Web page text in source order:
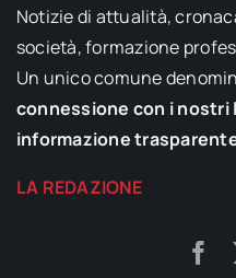
Notizie di attualità,
società, formazione
Un unico comune
connessione con i nostri
informazione
LA REDAZIONE